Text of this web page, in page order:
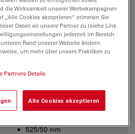
focusing and drift correction)
QUANTUM high speed stage
(real-time controlled with
Synapse)
525/50 nm
die Wirksamkeit unserer Werbekampagnen
„Alle Cookies akzeptieren“ stimmen Sie
Daten an unsere Partner zu (siehe Link
jederzeit im Bereich
Rand unserer Website ändern.
um mehr über unsere Praktiken zu
Partners Details
Alle Cookies akzeptieren